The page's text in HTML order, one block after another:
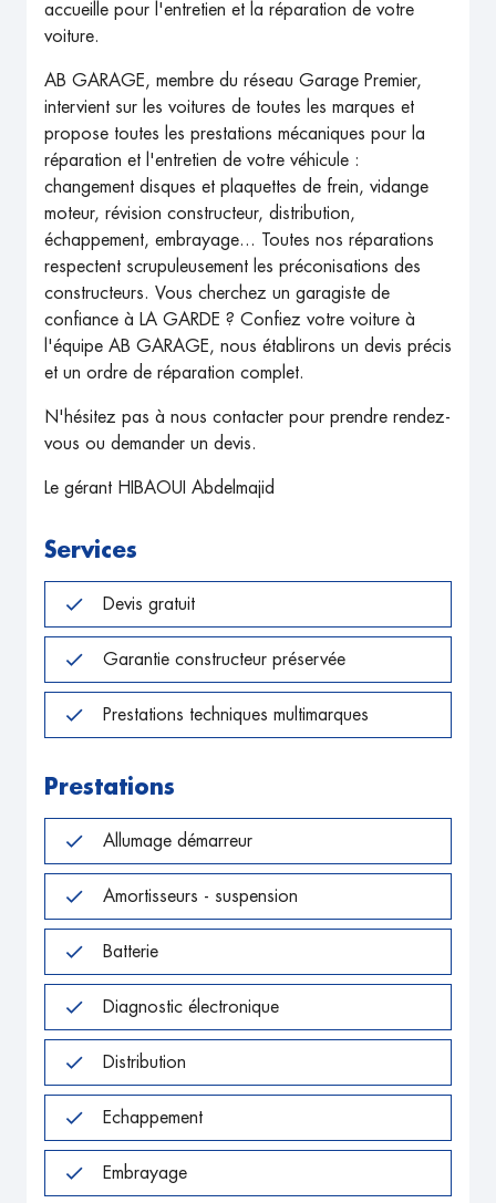
accueille pour l'entretien et la réparation de votre
voiture.
AB GARAGE, membre du réseau Garage Premier,
intervient sur les voitures de toutes les marques et
propose toutes les prestations mécaniques pour la
réparation et l'entretien de votre véhicule :
changement disques et plaquettes de frein, vidange
moteur, révision constructeur, distribution,
échappement, embrayage... Toutes nos réparations
respectent scrupuleusement les préconisations des
constructeurs. Vous cherchez un garagiste de
confiance à LA GARDE ? Confiez votre voiture à
l'équipe AB GARAGE, nous établirons un devis précis
et un ordre de réparation complet.
N'hésitez pas à nous contacter pour prendre rendez-
vous ou demander un devis.
Le gérant HIBAOUI Abdelmajid
Services
Devis gratuit
Garantie constructeur préservée
Prestations techniques multimarques
Prestations
Allumage démarreur
Amortisseurs - suspension
Batterie
Diagnostic électronique
Distribution
Echappement
Embrayage